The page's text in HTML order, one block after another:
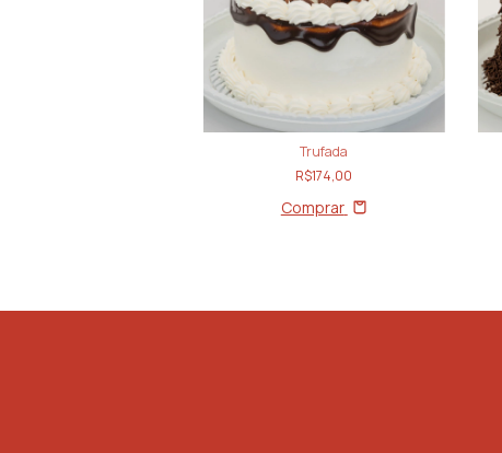
Trufada
R$174,00
Comprar